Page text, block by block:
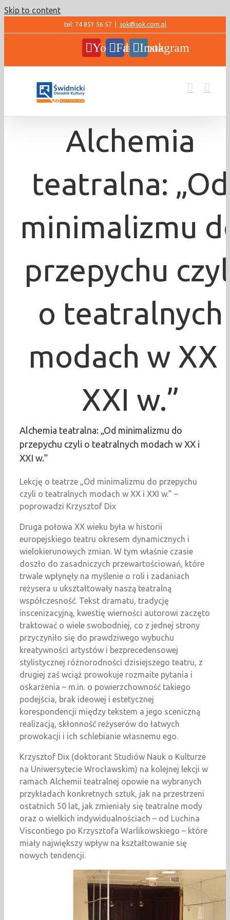
Skip to content
tel: 74 851 56 57 sok@sok.com.pl
YouTubeFacebookInstagram
Alchemia
teatralna: „Od
minimalizmu
przepychu
o teatralnych
modach w XX
XXI w.”
Alchemia teatralna: „Od minimalizmu do
przepychu czyli o teatralnych modach w XX i
XXI w.”
Lekcję o teatrze „Od minimalizmu do przepychu
czyli o teatralnych modach w XX i XXI w.” –
poprowadzi Krzysztof Dix
Druga połowa XX wieku była w historii
europejskiego teatru okresem dynamicznych i
wielokierunowych zmian. W tym właśnie czasie
doszło do zasadniczych przewartościowań, które
trwale wpłynęły na myślenie o roli i zadaniach
reżysera u ukształtowały naszą teatralną
współczesność. Tekst dramatu, tradycję
inscenizacyjną, kwestię wierności autorowi zaczęto
traktować o wiele swobodniej, co z jednej strony
przyczyniło się do prawdziwego wybuchu
kreatywności artystów i bezprecedensowej
stylistycznej różnorodności dzisiejszego teatru, z
drugiej zaś wciąż prowokuje rozmaite pytania i
oskarżenia – m.in. o powierzchowność takiego
podejścia, brak ideowej i estetycznej
korespondencji między tekstem a jego sceniczną
realizacją, skłonność reżyserów do łatwych
prowokacji i ich schlebianie własnemu ego.
Krzysztof Dix (doktorant Studiów Nauk o Kulturze
na Uniwersytecie Wrocławskim) na kolejnej lekcji w
ramach Alchemii teatralnej opowie na wybranych
przykładach konkretnych sztuk, jak na przestrzeni
ostatnich 50 lat, jak zmieniały się teatralne mody
oraz o wielkich indywidualnościach – od Luchina
Viscontiego po Krzysztofa Warlikowskiego – które
miały największy wpływ na kształtowanie się
nowych tendencji.